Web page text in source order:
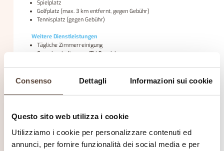
Consenso Dettagli Informazioni sui cookie
Questo sito web utilizza i cookie
Utilizziamo i cookie per personalizzare contenuti ed
annunci, per fornire funzionalità dei social media e per
Spielplatz
Golfplatz (max. 3 km entfernt, gegen Gebühr)
Tennisplatz (gegen Gebühr)
Weitere Dienstleistungen
Tägliche Zimmerreinigung
Gemeinschaftsraum/TV-Bereich
Lunchpakete
Flughafentransfer (gegen Gebühr)
Flughafentransfer (gegen Gebühr)
Wellness-Dienstleistungen
Fitness-/Spa-Schließfächer
Spa-/Wellness-Pakete
Hamam